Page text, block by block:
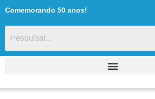
Comemorando 50 anos!